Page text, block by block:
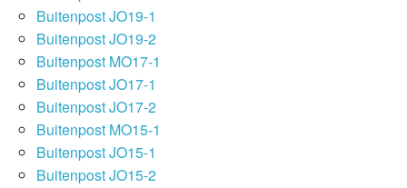
Buitenpost JO19-1
Buitenpost JO19-2
Buitenpost MO17-1
Buitenpost JO17-1
Buitenpost JO17-2
Buitenpost MO15-1
Buitenpost JO15-1
Buitenpost JO15-2